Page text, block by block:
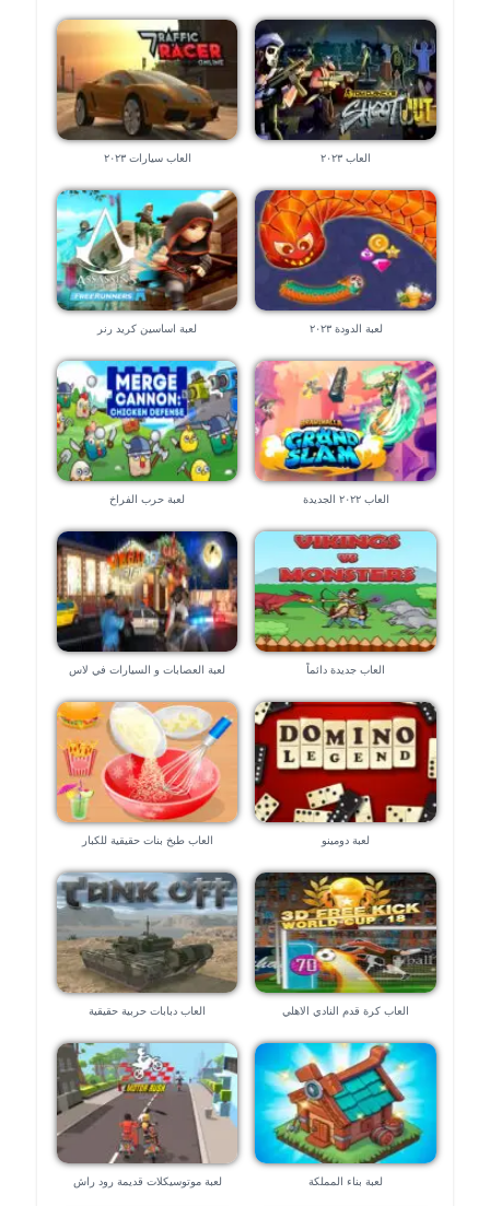
العاب ٢٠٢٣ العاب سيارات ٢٠٢٣
لعبة الدودة ٢٠٢٣ لعبة اساسين كريد رنر
العاب ٢٠٢٢ الجديدة لعبة حرب الفراخ
العاب جديدة دائماً
لعبة العصابات و السيارات في لاس
لعبة دومينو العاب طبخ بنات حقيقية للكبار
العاب كرة قدم النادي الاهلي العاب دبابات حربية حقيقية
لعبة بناء المملكة لعبة موتوسيكلات قديمة رود راش